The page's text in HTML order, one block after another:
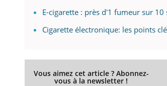
E-cigarette : près d'1 fumeur sur
Cigarette électronique: les points
Vous aimez cet article ? Abonnez-
vous à la newsletter !